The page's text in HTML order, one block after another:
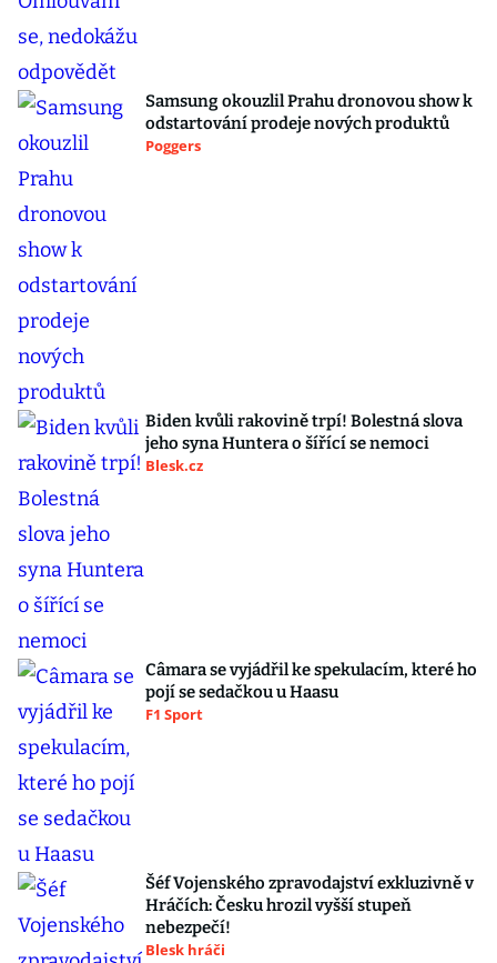
Samsung okouzlil Prahu dronovou show k
odstartování prodeje nových produktů
Poggers
Biden kvůli rakovině trpí! Bolestná slova
jeho syna Huntera o šířící se nemoci
Blesk.cz
Câmara se vyjádřil ke spekulacím, které ho
pojí se sedačkou u Haasu
F1 Sport
Šéf Vojenského zpravodajství exkluzivně v
Hráčích: Česku hrozil vyšší stupeň
nebezpečí!
Blesk hráči